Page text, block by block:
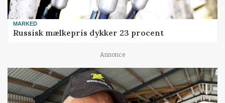
MARKED
Russisk mælkepris dykker 23 procent
Annonce